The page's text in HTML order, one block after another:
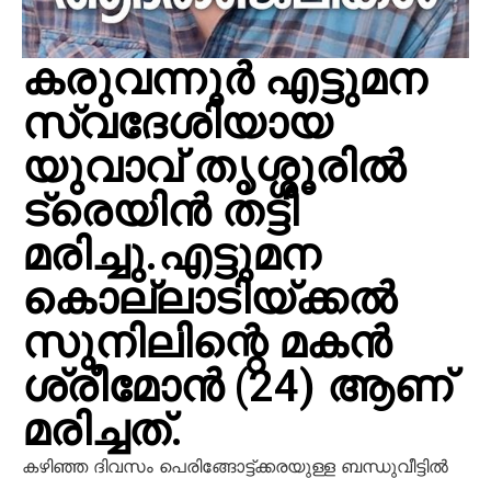
കരുവന്നൂര്‍ എട്ടുമന
സ്വദേശിയായ
യുവാവ് തൃശ്ശൂരില്‍
ട്രെയിന്‍ തട്ടി
മരിച്ചു.എട്ടുമന
കൊല്ലാടിയ്ക്കല്‍
സുനിലിന്റെ മകന്‍
ശ്രീമോന്‍ (24) ആണ്
മരിച്ചത്.
കഴിഞ്ഞ ദിവസം പെരിങ്ങോട്ട്ക്കരയുള്ള ബന്ധുവീട്ടില്‍